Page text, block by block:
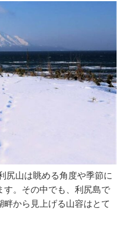
尻山は眺める角度や季節に
す。その中でも、利尻島で
から見上げる山容はとて